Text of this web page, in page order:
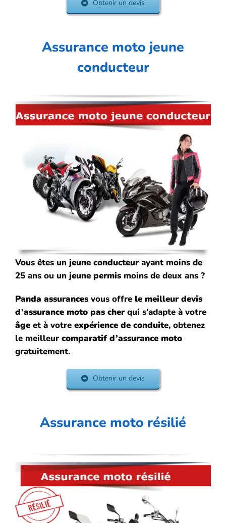
Obtenir un devis
Assurance moto jeune
conducteur
Vous êtes un jeune conducteurayant moins de
25 ans ou un jeune permismoins de deux ans ?
Panda assurancesvous offre le meilleur devis
d’assurance moto pas cherqui s’adapte à votre
âgeet à votre expérience de conduite, obtenez
le meilleur comparatif d’assurance moto
gratuitement.
Obtenir un devis
Assurance moto résilié